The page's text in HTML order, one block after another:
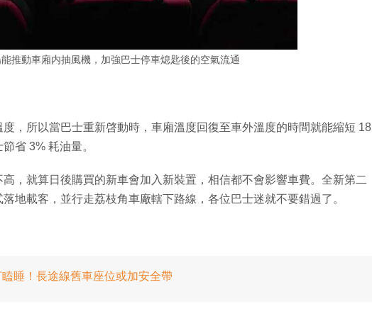
能推動車廂内抽風機，加強巴士停車熄匙後的空氣流通
，所以當巴士重新啓動時，車廂溫度回復至車外溫度的時間就能縮短 18
省 3% 耗油量。
，就算日後購買的新車會加入新裝置，相信都不會影響車費。全新第二
地載客，並行走荔枝角車廠轄下路線，各位巴士迷就不要錯過了。
睡！長途線舊車座位或加安全帶